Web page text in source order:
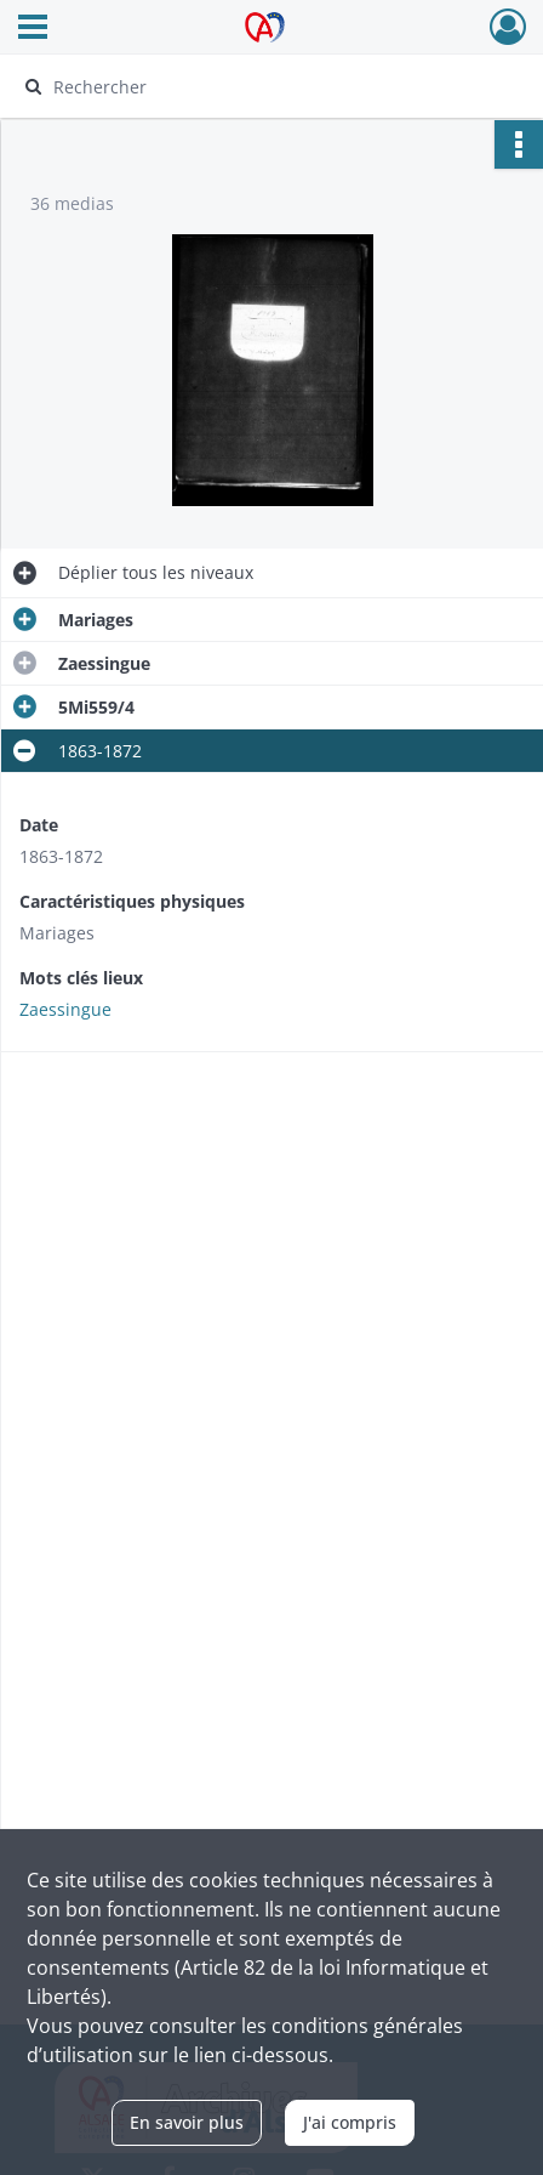
Archives Alsace - Colmar
Ouvrir le menu déroulant
36 medias
Déplier tous les niveaux
Mariages
Zaessingue
5Mi559/4
1863-1872
Date
1863-1872
Caractéristiques physiques
Mariages
Mots clés lieux
Zaessingue
Ce site utilise des cookies techniques nécessaires à
son bon fonctionnement. Ils ne contiennent aucune
donnée personnelle et sont exemptés de
consentements (Article 82 de la loi Informatique et
Libertés).
Vous pouvez consulter les conditions générales
d’utilisation sur le lien ci-dessous.
En savoir plus J'ai compris